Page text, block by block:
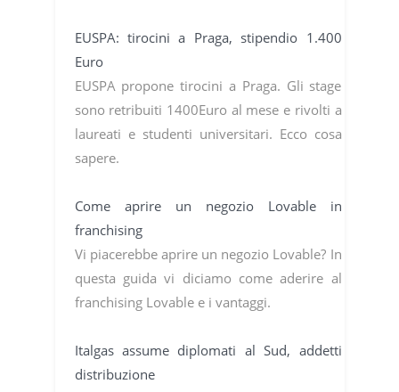
EUSPA: tirocini a Praga, stipendio 1.400
Euro
EUSPA propone tirocini a Praga. Gli stage
sono retribuiti 1400Euro al mese e rivolti a
laureati e studenti universitari. Ecco cosa
sapere.
Come aprire un negozio Lovable in
franchising
Vi piacerebbe aprire un negozio Lovable? In
questa guida vi diciamo come aderire al
franchising Lovable e i vantaggi.
Italgas assume diplomati al Sud, addetti
distribuzione